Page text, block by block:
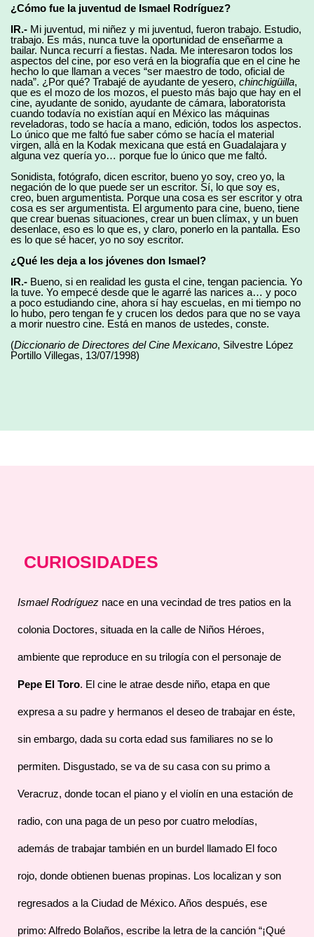
¿Cómo fue la juventud de Ismael Rodríguez?
IR.- Mi juventud, mi niñez y mi juventud, fueron trabajo. Estudio,
trabajo. Es más, nunca tuve la oportunidad de enseñarme a
bailar. Nunca recurrí a fiestas. Nada. Me interesaron todos los
aspectos del cine, por eso verá en la biografía que en el cine he
hecho lo que llaman a veces “ser maestro de todo, oficial de
nada”. ¿Por qué? Trabajé de ayudante de yesero, chinchigüilla,
que es el mozo de los mozos, el puesto más bajo que hay en el
cine, ayudante de sonido, ayudante de cámara, laboratorista
cuando todavía no existían aquí en México las máquinas
reveladoras, todo se hacía a mano, edición, todos los aspectos.
Lo único que me faltó fue saber cómo se hacía el material
virgen, allá en la Kodak mexicana que está en Guadalajara y
alguna vez quería yo… porque fue lo único que me faltó.
Sonidista, fotógrafo, dicen escritor, bueno yo soy, creo yo, la
negación de lo que puede ser un escritor. Sí, lo que soy es,
creo, buen argumentista. Porque una cosa es ser escritor y otra
cosa es ser argumentista. El argumento para cine, bueno, tiene
que crear buenas situaciones, crear un buen clímax, y un buen
desenlace, eso es lo que es, y claro, ponerlo en la pantalla. Eso
es lo que sé hacer, yo no soy escritor.
¿Qué les deja a los jóvenes don Ismael?
IR.- Bueno, si en realidad les gusta el cine, tengan paciencia. Yo
la tuve. Yo empecé desde que le agarré las narices a… y poco
a poco estudiando cine, ahora sí hay escuelas, en mi tiempo no
lo hubo, pero tengan fe y crucen los dedos para que no se vaya
a morir nuestro cine. Está en manos de ustedes, conste.
(Diccionario de Directores del Cine Mexicano, Silvestre López
Portillo Villegas, 13/07/1998)
CURIOSIDADES
Ismael Rodríguez nace en una vecindad de tres patios en la
colonia Doctores, situada en la calle de Niños Héroes,
ambiente que reproduce en su trilogía con el personaje de
Pepe El Toro. El cine le atrae desde niño, etapa en que
expresa a su padre y hermanos el deseo de trabajar en éste,
sin embargo, dada su corta edad sus familiares no se lo
permiten. Disgustado, se va de su casa con su primo a
Veracruz, donde tocan el piano y el violín en una estación de
radio, con una paga de un peso por cuatro melodías,
además de trabajar también en un burdel llamado El foco
rojo, donde obtienen buenas propinas. Los localizan y son
regresados a la Ciudad de México. Años después, ese
primo: Alfredo Bolaños, escribe la letra de la canción “¡Qué